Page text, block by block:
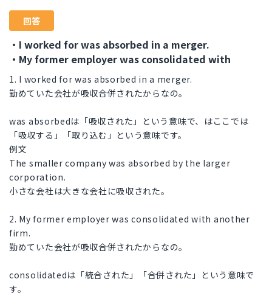
回答
・I worked for was absorbed in a merger.
・My former employer was consolidated with
1. I worked for was absorbed in a merger.
勤めていた会社が吸収合併されたからなの。
was absorbedは「吸収された」という意味で、はここでは
「吸収する」「取り込む」という意味です。
例文
The smaller company was absorbed by the larger
corporation.
小さな会社は大きな会社に吸収された。
2. My former employer was consolidated with another
firm.
勤めていた会社が吸収合併されたからなの。
consolidatedは「統合された」「合併された」という意味で
す。